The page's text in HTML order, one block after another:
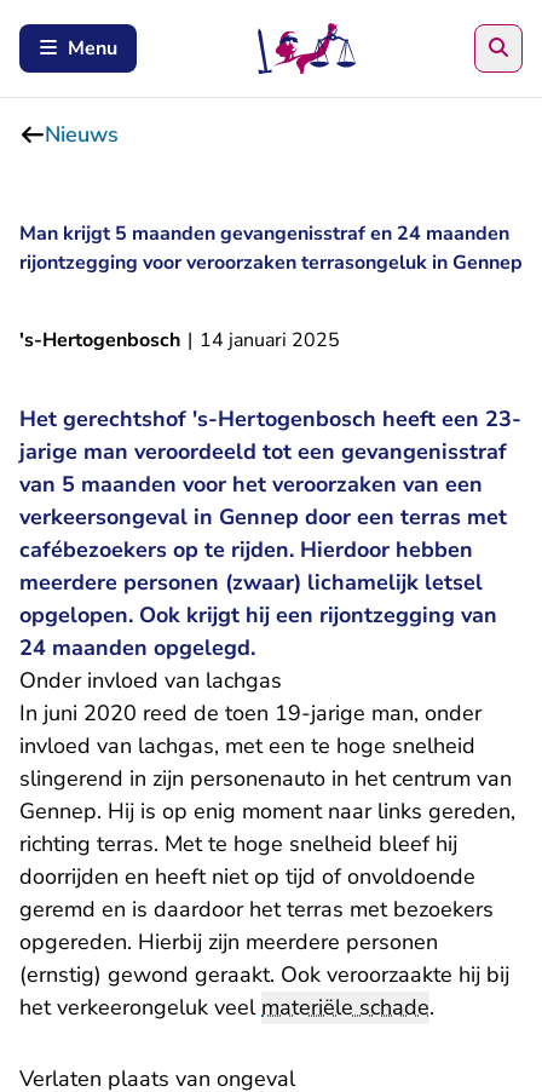
Menu
Nieuws
Man krijgt 5 maanden gevangenisstraf en 24 maanden
rijontzegging voor veroorzaken terrasongeluk in Gennep
's-Hertogenbosch | 14 januari 2025
Het gerechtshof 's-Hertogenbosch heeft een 23-
jarige man veroordeeld tot een gevangenisstraf
van 5 maanden voor het veroorzaken van een
verkeersongeval in Gennep door een terras met
cafébezoekers op te rijden. Hierdoor hebben
meerdere personen (zwaar) lichamelijk letsel
opgelopen. Ook krijgt hij een rijontzegging van
24 maanden opgelegd.
Onder invloed van lachgas
In juni 2020 reed de toen 19-jarige man, onder
invloed van lachgas, met een te hoge snelheid
slingerend in zijn personenauto in het centrum van
Gennep. Hij is op enig moment naar links gereden,
richting terras. Met te hoge snelheid bleef hij
doorrijden en heeft niet op tijd of onvoldoende
geremd en is daardoor het terras met bezoekers
opgereden. Hierbij zijn meerdere personen
(ernstig) gewond geraakt. Ook veroorzaakte hij bij
het verkeerongeluk veelmateriële schade.
Verlaten plaats van ongeval